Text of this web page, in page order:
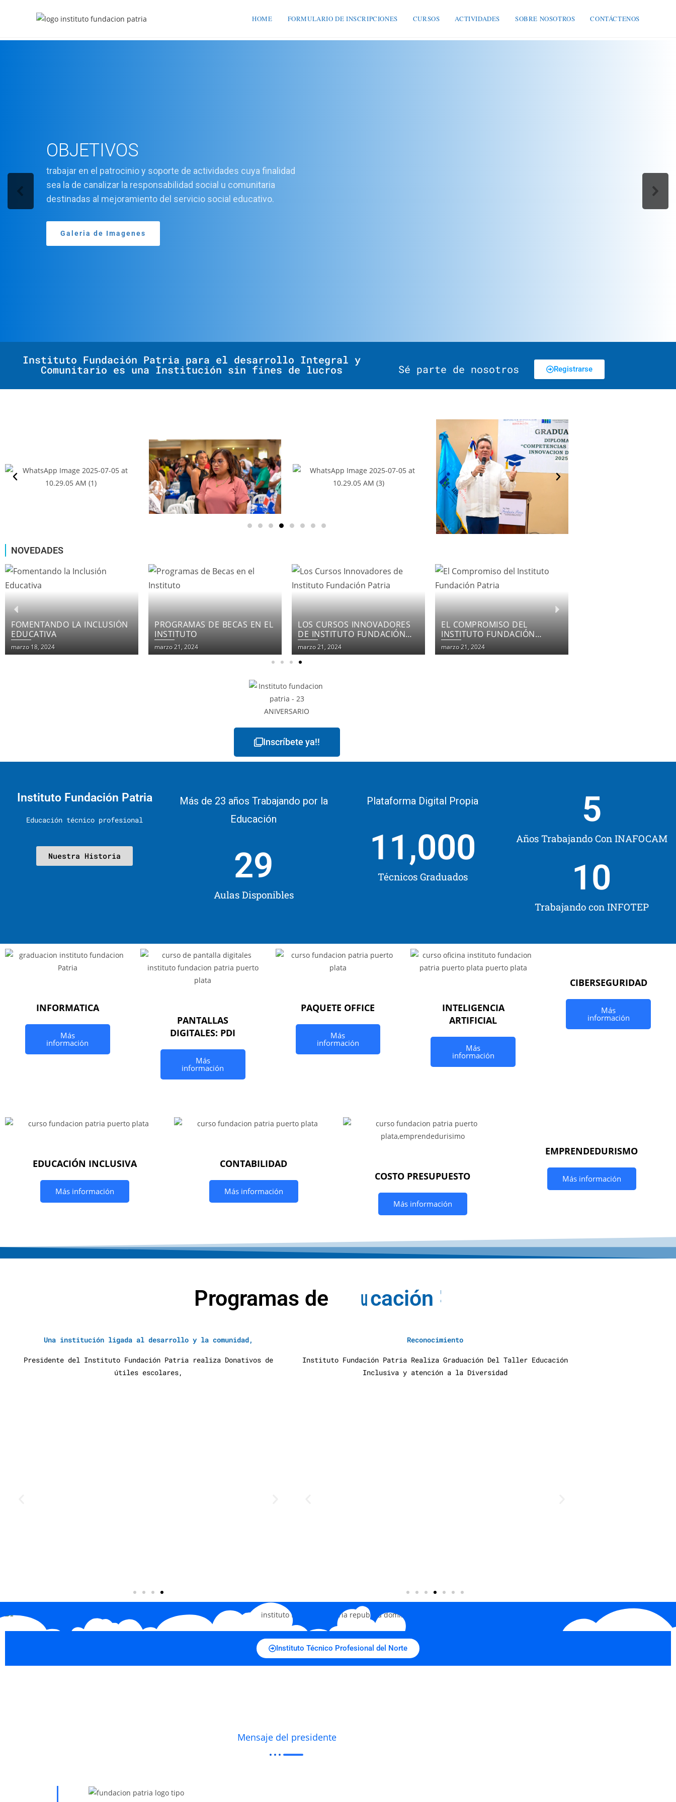
HOME FORMULARIO DE INSCRIPCIONES CURSOS ACTIVIDADES SOBRE NOSOTROS CONTÁCTENOS
OBJETIVOS
trabajar en el patrocinio y soporte de actividades cuya finalidad
sea la de canalizar la responsabilidad social u comunitaria
destinadas al mejoramiento del servicio social educativo.
Galeria de Imagenes
Instituto Fundación Patria para el desarrollo Integral y
Comunitario es una Institución sin fines de lucros Sé parte de nosotros Registrarse
NOVEDADES
PROGRAMAS DE BECAS EN EL
INSTITUTO
marzo 21, 2024
LOS CURSOS INNOVADORES
DE INSTITUTO FUNDACIÓN
PATRIA
marzo 21, 2024
EL COMPROMISO DEL
INSTITUTO FUNDACIÓN
PATRIA
marzo 21, 2024
FOMENTANDO LA INCLUSIÓN
EDUCATIVA
marzo 18, 2024
Inscríbete ya!!
Instituto Fundación Patria
Educación técnico profesional
Nuestra Historia
Más de 23 años Trabajando por la
Educación
Aulas Disponibles
29
Plataforma Digital Propia
Técnicos Graduados
11,000 Años Trabajando Con INAFOCAM
5
Trabajando con INFOTEP
10
INFORMATICA
Más
información
PANTALLAS
DIGITALES: PDI
Más
información
PAQUETE OFFICE
Más
información
INTELIGENCIA
ARTIFICIAL
Más
información
CIBERSEGURIDAD
Más
información
EDUCACIÓN INCLUSIVA
Más información
CONTABILIDAD
Más información
COSTO PRESUPUESTO
Más información
EMPRENDEDURISMO
Más información
Programas de ucación A
Una institución ligada al desarrollo y la comunidad,
Presidente del Instituto Fundación Patria realiza Donativos de
útiles escolares,
Reconocimiento
Instituto Fundación Patria Realiza Graduación Del Taller Educación
Inclusiva y atención a la Diversidad
Instituto Técnico Profesional del Norte
Mensaje del presidente